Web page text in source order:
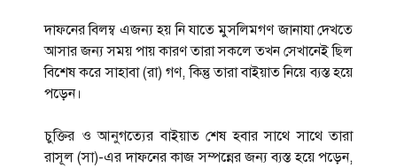
দাফনের বিলম্ব এজন্য হয় নি যাতে মুসলিমগণ জানাযা দেখতে
আসার জন্য সময় পায় কারণ তারা সকলে তখন সেখানেই ছিল
বিশেষ করে সাহাবা (রা) গণ, কিন্তু তারা বাইয়াত নিয়ে ব্যস্ত হয়ে
পড়েন।
চুক্তির ও আনুগত্যের বাইয়াত শেষ হবার সাথে সাথে তারা
রাসূল (সা)-এর দাফনের কাজ সম্পন্নের জন্য ব্যস্ত হয়ে পড়েন,